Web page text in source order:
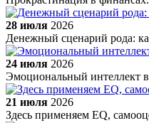
28 июля 2026
Денежный сценарий рода:
24 июля 2026
Эмоциональный интеллект
21 июля 2026
Здесь применяем EQ,